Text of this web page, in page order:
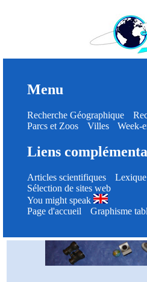
Menu
Recherche Géographique
Parcs et Zoos
Villes Week-
Liens
Articles scientifiques
Sélection de sites web
You might speak
Page d'accueil
Graphisme